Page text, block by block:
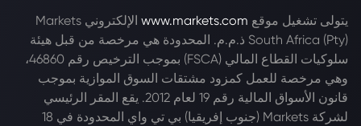
يتولى تشغيل موقع www.markets.com
الإلكتروني Markets
South Africa (Pty) ذ.م.م. المحدودة هي مرخصة من قبل هيئة
سلوكيات القطاع المالي (FSCA) بموجب الترخيص رقم 46860،
وهي مرخصة للعمل كمزود مشتقات السوق الموازية بموجب
قانون الأسواق المالية رقم 19 لعام 2012. يقع المقر الرئيسي
لشركة Markets (جنوب إفريقيا) بي تي واي المحدودة في 18